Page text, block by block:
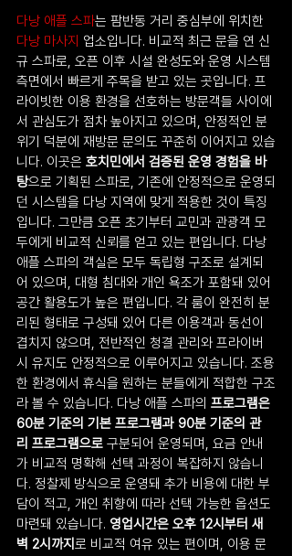
다낭 애플 스파는 팜반동 거리 중심부에 위치한
다낭 마사지 업소입니다. 비교적 최근 문을 연 신
규 스파로, 오픈 이후 시설 완성도와 운영 시스템
측면에서 빠르게 주목을 받고 있는 곳입니다. 프
라이빗한 이용 환경을 선호하는 방문객들 사이에
서 관심도가 점차 높아지고 있으며, 안정적인 분
위기 덕분에 재방문 문의도 꾸준히 이어지고 있습
니다. 이곳은 호치민에서 검증된 운영 경험을 바
탕으로 기획된 스파로, 기존에 안정적으로 운영되
던 시스템을 다낭 지역에 맞게 적용한 것이 특징
입니다. 그만큼 오픈 초기부터 교민과 관광객 모
두에게 비교적 신뢰를 얻고 있는 편입니다. 다낭
애플 스파의 객실은 모두 독립형 구조로 설계되
어 있으며, 대형 침대와 개인 욕조가 포함돼 있어
공간 활용도가 높은 편입니다. 각 룸이 완전히 분
리된 형태로 구성돼 있어 다른 이용객과 동선이
겹치지 않으며, 전반적인 청결 관리와 프라이버
시 유지도 안정적으로 이루어지고 있습니다. 조용
한 환경에서 휴식을 원하는 분들에게 적합한 구조
라 볼 수 있습니다. 다낭 애플 스파의 프로그램은
60분 기준의 기본 프로그램과 90분 기준의 관
리 프로그램으로 구분되어 운영되며, 요금 안내
가 비교적 명확해 선택 과정이 복잡하지 않습니
다. 정찰제 방식으로 운영돼 추가 비용에 대한 부
담이 적고, 개인 취향에 따라 선택 가능한 옵션도
마련돼 있습니다. 영업시간은 오후 12시부터 새
벽 2시까지로 비교적 여유 있는 편이며, 이용 문